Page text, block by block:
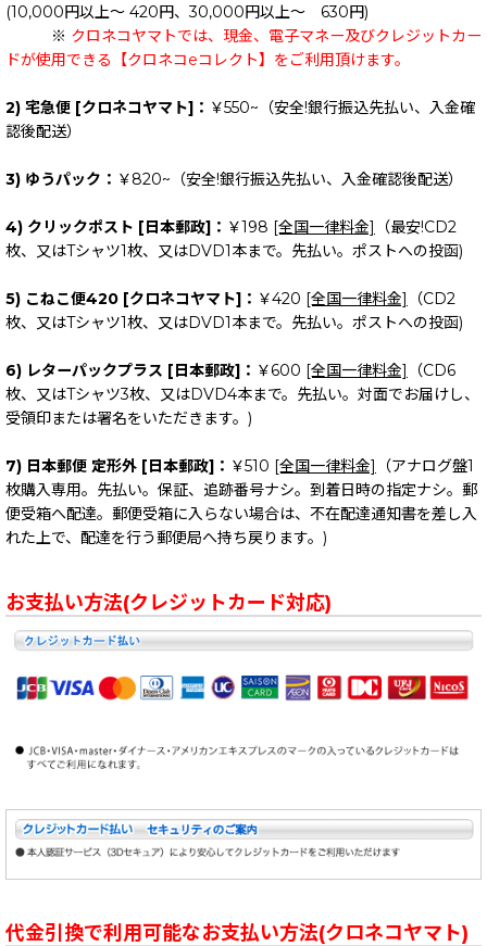
(10,000円以上～ 420円、30,000円以上～ 630円)
※ クロネコヤマトでは、現金、電子マネー及びクレジットカー
ドが使用できる【クロネコeコレクト】をご利用頂けます。
2) 宅急便 [クロネコヤマト]： ￥550~（安全!銀行振込先払い、入金確
認後配送）
3) ゆうパック： ￥820~（安全!銀行振込先払い、入金確認後配送）
4) クリックポスト [日本郵政]： ￥198 [全国一律料金]
（最安!CD2
枚、又はTシャツ1枚、又はDVD1本まで。先払い。ポストへの投函)
5) こねこ便420 [クロネコヤマト]： ￥420 [全国一律料金]
（CD2
枚、又はTシャツ1枚、又はDVD1本まで。先払い。ポストへの投函)
6) レターパックプラス [日本郵政]： ￥600 [全国一律料金]
（CD6
枚、又はTシャツ3枚、又はDVD4本まで。先払い。対面でお届けし、
受領印または署名をいただきます。)
7) 日本郵便 定形外 [日本郵政]： ￥510 [全国一律料金]
（アナログ盤1
枚購入専用。先払い。保証、追跡番号ナシ。到着日時の指定ナシ。郵
便受箱へ配達。郵便受箱に入らない場合は、不在配達通知書を差し入
れた上で、配達を行う郵便局へ持ち戻ります。)
お支払い方法(クレジットカード対応)
代金引換で利用可能なお支払い方法(クロネコヤマト)